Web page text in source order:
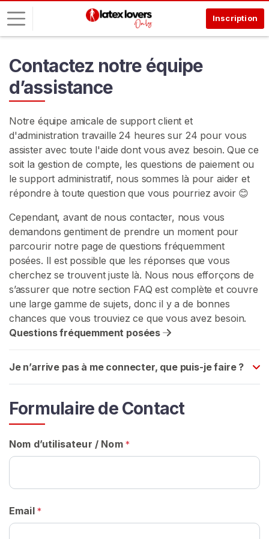
Inscription
Contactez notre équipe
d’assistance
Notre équipe amicale de support client et
d'administration travaille 24 heures sur 24 pour vous
assister avec toute l'aide dont vous avez besoin. Que ce
soit la gestion de compte, les questions de paiement ou
le support administratif, nous sommes là pour aider et
répondre à toute question que vous pourriez avoir 😊
Cependant, avant de nous contacter, nous vous
demandons gentiment de prendre un moment pour
parcourir notre page de questions fréquemment
posées. Il est possible que les réponses que vous
cherchez se trouvent juste là. Nous nous efforçons de
s’assurer que notre section FAQ est complète et couvre
une large gamme de sujets, donc il y a de bonnes
chances que vous trouviez ce que vous avez besoin.
Questions fréquemment posées
Je n’arrive pas à me connecter, que puis-je faire ?
Formulaire de Contact
Nom d’utilisateur / Nom *
Email *
C
o
n
n
e
x
i
o
n
I
N
S
C
R
I
V
E
Z
V
O
U
R
A
T
T
E
M
E
N
>
A